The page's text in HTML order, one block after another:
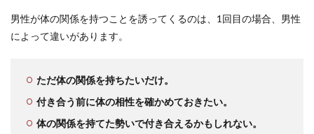
男性が体の関係を持つことを誘ってくるのは、1回目の場合、男性
によって違いがあります。
ただ体の関係を持ちたいだけ。
付き合う前に体の相性を確かめておきたい。
体の関係を持てた勢いで付き合えるかもしれない。